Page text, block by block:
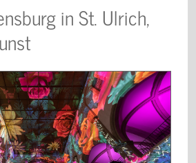
in St. Ulrich,